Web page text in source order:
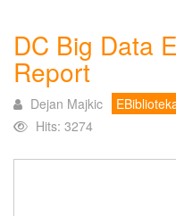
DC Big Data
Report
Dejan Majkic
Hits: 3274